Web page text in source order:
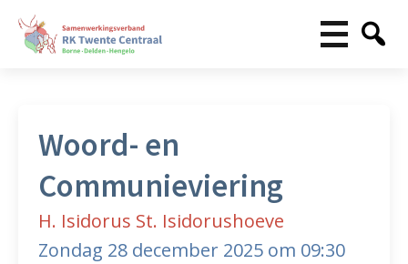
Woord- en
Communieviering
H. Isidorus St. Isidorushoeve
Zondag 28 december 2025 om 09:30